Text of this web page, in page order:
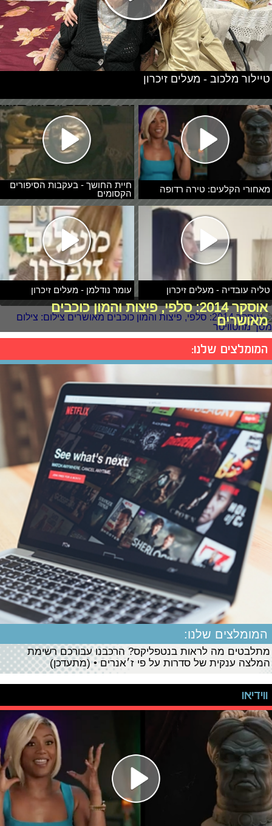
מאחורי הקלעים: טירה רדופה
חיית החושך - בעקבות הסיפורים
הקסומים
טליה עובדיה - מעלים זיכרון עומר נודלמן - מעלים זיכרון
טיילור מלכוב - מעלים זיכרון
אוסקר 2014: סלפי, פיצות והמון כוכבים
מאושרים
המומלצים שלנו:
המומלצים שלנו:
מתלבטים מה לראות בנטפליקס? הרכבנו עבורכם רשימת
המלצה ענקית של סדרות על פי ז׳אנרים • (מתעדכן)
ווידיאו